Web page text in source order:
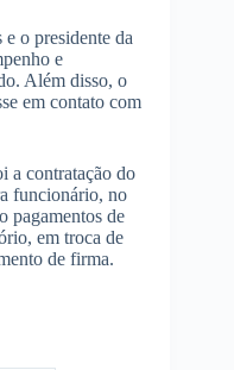
o presidente da
e
Além disso, o
em contato com
a contratação do
funcionário, no
pagamentos de
em troca de
de firma.